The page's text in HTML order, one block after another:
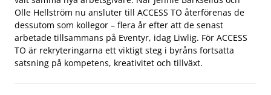
Olle Hellström nu ansluter till ACCESS TO återförenas de
dessutom som kollegor – flera år efter att de senast
arbetade tillsammans på Eventyr, idag Liwlig. För ACCESS
TO är rekryteringarna ett viktigt steg i byråns fortsatta
satsning på kompetens, kreativitet och tillväxt.